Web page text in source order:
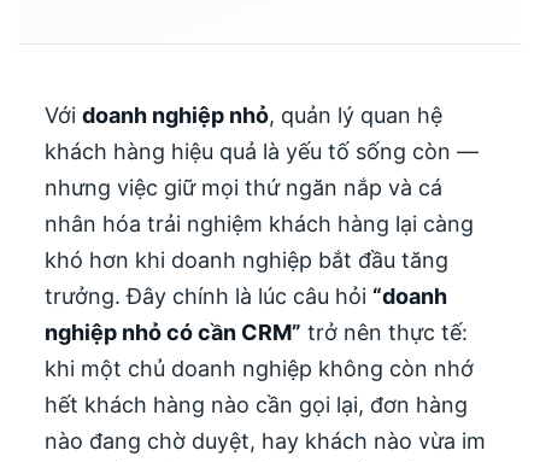
Với doanh nghiệp nhỏ, quản lý quan hệ
khách hàng hiệu quả là yếu tố sống còn —
nhưng việc giữ mọi thứ ngăn nắp và cá
nhân hóa trải nghiệm khách hàng lại càng
khó hơn khi doanh nghiệp bắt đầu tăng
trưởng. Đây chính là lúc câu hỏi “doanh
nghiệp nhỏ có cần CRM” trở nên thực tế:
khi một chủ doanh nghiệp không còn nhớ
hết khách hàng nào cần gọi lại, đơn hàng
nào đang chờ duyệt, hay khách nào vừa im